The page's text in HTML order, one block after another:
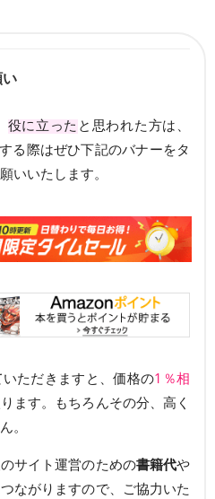
役に立った と思われた方は、
る際はぜひ下記のバナーをタ
いいたします。
ただきますと、価格の1％相
ます。もちろんその分、高く
。
サイト運営のための書籍代や
ながりますので、ご協力いた